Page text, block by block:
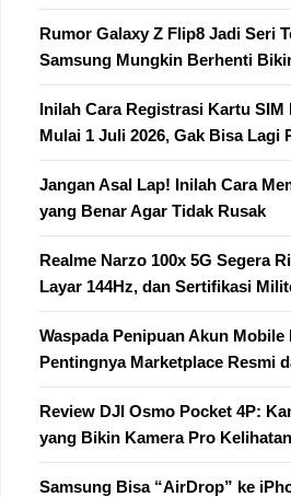
Rumor Galaxy Z Flip8 Jadi Seri
Samsung Mungkin Berhenti
Inilah Cara Registrasi Kartu
Mulai 1 Juli 2026, Gak Bisa Lagi
Jangan Asal Lap! Inilah Cara
yang Benar Agar Tidak Rusak
Realme Narzo 100x 5G Segera
Layar 144Hz, dan Sertifikasi
Waspada Penipuan Akun
Pentingnya Marketplace Resmi
Review DJI Osmo Pocket 4P:
yang Bikin Kamera Pro
Samsung Bisa “AirDrop” ke